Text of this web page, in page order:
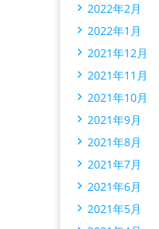
2022年2月
2022年1月
2021年12月
2021年11月
2021年10月
2021年9月
2021年8月
2021年7月
2021年6月
2021年5月